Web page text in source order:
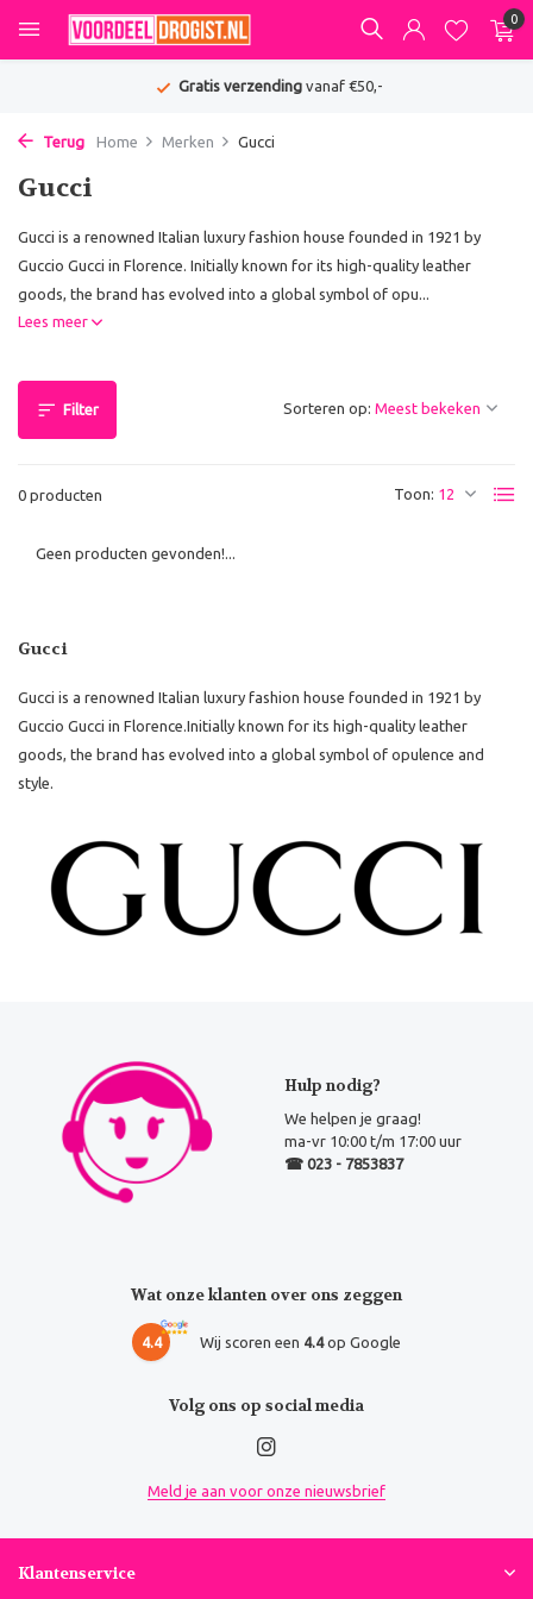
0
Gratis verzendingvanaf €50,-
Terug Home Merken Gucci
Gucci
Gucci is a renowned Italian luxury fashion house founded in 1921 by
Guccio Gucci in Florence. Initially known for its high-quality leather
goods, the brand has evolved into a global symbol of opu...
Lees meer
Filter
0 producten Toon:
Sorteren op:
Geen producten gevonden!...
Gucci
Gucci is a renowned Italian luxury fashion house founded in 1921 by
Guccio Gucci in Florence.Initially known for its high-quality leather
goods, the brand has evolved into a global symbol of opulence and
style.
Hulp nodig?
We helpen je graag!
ma-vr 10:00 t/m 17:00 uur
☎ 023 - 7853837
Wat onze klanten over ons zeggen
4.4 Wij scoren een 4.4op Google
Volg ons op social media
Meld je aan voor onze nieuwsbrief
Klantenservice